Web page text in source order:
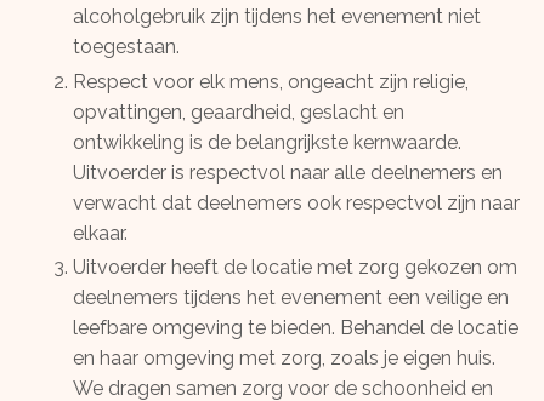
alcoholgebruik zijn tijdens het evenement niet
toegestaan.
Respect voor elk mens, ongeacht zijn religie,
opvattingen, geaardheid, geslacht en
ontwikkeling is de belangrijkste kernwaarde.
Uitvoerder is respectvol naar alle deelnemers en
verwacht dat deelnemers ook respectvol zijn naar
elkaar.
Uitvoerder heeft de locatie met zorg gekozen om
deelnemers tijdens het evenement een veilige en
leefbare omgeving te bieden. Behandel de locatie
en haar omgeving met zorg, zoals je eigen huis.
We dragen samen zorg voor de schoonheid en